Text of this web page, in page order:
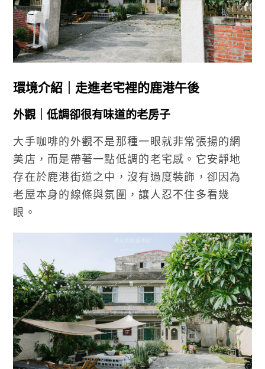
環境介紹｜走進老宅裡的鹿港午後
外觀｜低調卻很有味道的老房子
大手咖啡的外觀不是那種一眼就非常張揚的網
美店，而是帶著一點低調的老宅感。它安靜地
存在於鹿港街道之中，沒有過度裝飾，卻因為
老屋本身的線條與氛圍，讓人忍不住多看幾
眼。